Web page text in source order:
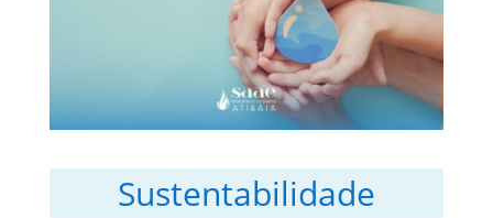
Sustentabilidade